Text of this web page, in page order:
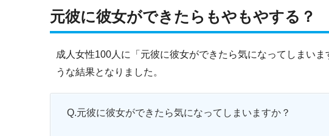
元彼に彼女ができたらもやもやする？
成人女性100人に「元彼に彼女ができたら気になってしまい
うな結果となりました。
Q.元彼に彼女ができたら気になってしまいますか？